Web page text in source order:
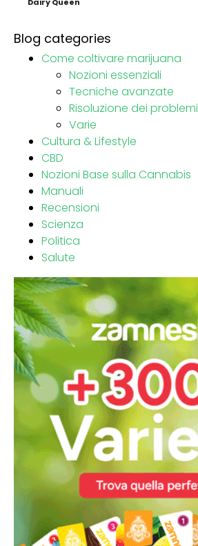
Blog categories
Come coltivare marijuana
Nozioni essenziali
Tecniche avanzate
Risoluzione dei problemi
Varie
Cultura & Lifestyle
CBD
Nozioni Base sulla Cannabis
Manuali
Recensioni
Scienza
Politica
Salute